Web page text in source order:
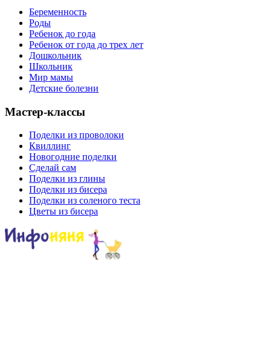
Беременность
Роды
Ребенок до года
Ребенок от года до трех лет
Дошкольник
Школьник
Мир мамы
Детские болезни
Мастер-классы
Поделки из проволоки
Квиллинг
Новогодние поделки
Сделай сам
Поделки из глины
Поделки из бисера
Поделки из соленого теста
Цветы из бисера